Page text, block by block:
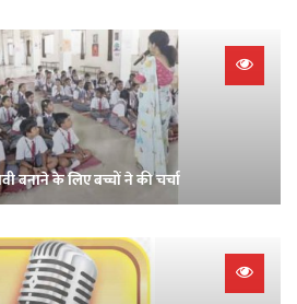
बनाने के लिए बच्चों ने की चर्चा